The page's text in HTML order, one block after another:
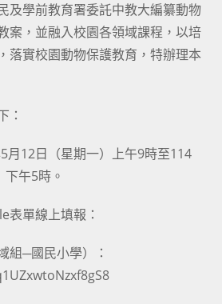
及學前教育署委託中教大編纂動物
案，並融入校園各領域課程，以培
落實校園動物保護教育，特辦理本
：
月12日（星期一）上午9時至114
午5時。
表單線上填報：
組─國民小學）：